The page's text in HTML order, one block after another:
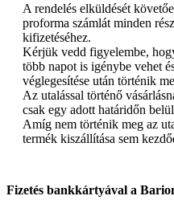
A rendelés elküldését
proforma számlát minden
kifizetéséhez.
Kérjük vedd figyelembe,
több napot is igénybe vehet
véglegesítése után történik
Az utalással történő
csak egy adott határidőn
Amíg nem történik meg az
termék kiszállítása sem
Fizetés bankkártyával a